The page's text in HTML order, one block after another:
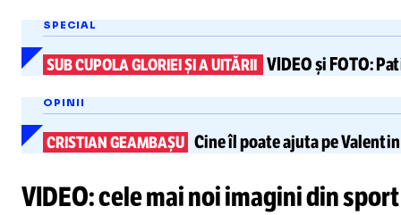
SPECIAL
SUB CUPOLA GLORIEI ȘI A UITĂRII VIDEO și FOTO:
OPINII
CRISTIAN GEAMBAȘU Cine îl poate ajuta peValentin
VIDEO: cele mai noi imagini din sport